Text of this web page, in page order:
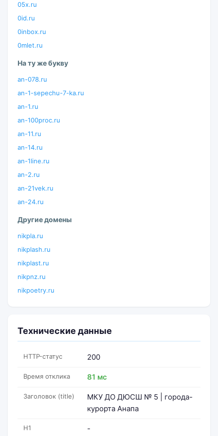
05x.ru
0id.ru
0inbox.ru
0mlet.ru
На ту же букву
an-078.ru
an-1-sepechu-7-ka.ru
an-1.ru
an-100proc.ru
an-11.ru
an-14.ru
an-1line.ru
an-2.ru
an-21vek.ru
an-24.ru
Другие домены
nikpla.ru
nikplash.ru
nikplast.ru
nikpnz.ru
nikpoetry.ru
Технические данные
HTTP-статус 200
Время отклика 81 мс
Заголовок (title)
МКУ ДО ДЮСШ № 5 | города-
курорта Анапа
H1 -